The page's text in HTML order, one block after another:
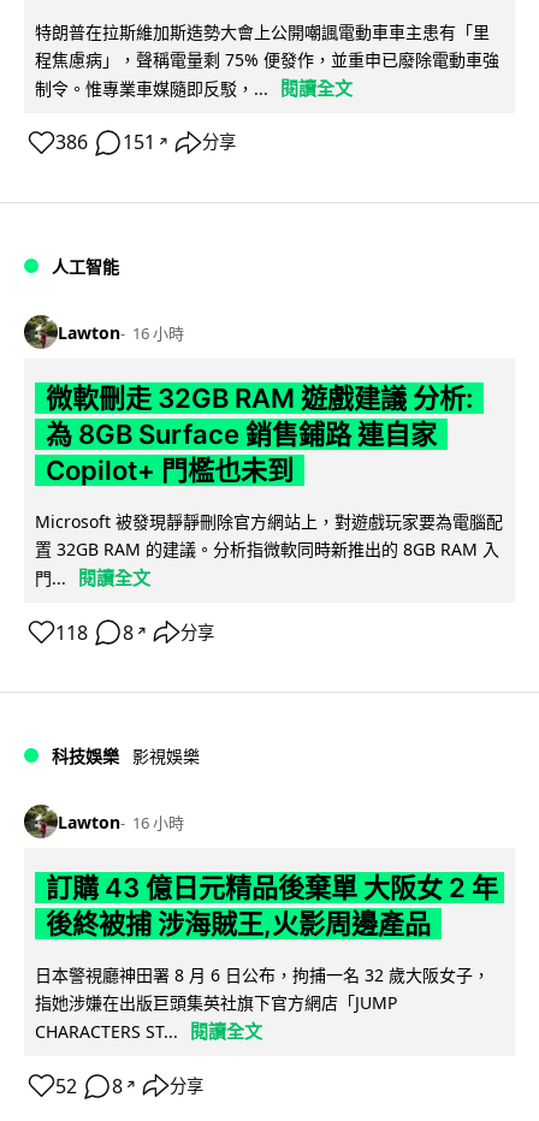
特朗普在拉斯維加斯造勢大會上公開嘲諷電動車車主患有「里
程焦慮病」，聲稱電量剩 75% 便發作，並重申已廢除電動車強
制令。惟專業車媒隨即反駁，...
閱讀全文
386 151 ↗ 分享
人工智能
Lawton 16 小時
微軟刪走 32GB RAM 遊戲建議 分析:
為 8GB Surface 銷售鋪路 連自家
Copilot+ 門檻也未到
Microsoft 被發現靜靜刪除官方網站上，對遊戲玩家要為電腦配
置 32GB RAM 的建議。分析指微軟同時新推出的 8GB RAM 入
門...
閱讀全文
118 8 ↗ 分享
科技娛樂 影視娛樂
Lawton 16 小時
訂購 43 億日元精品後棄單 大阪女 2 年
後終被捕 涉海賊王,火影周邊產品
日本警視廳神田署 8 月 6 日公布，拘捕一名 32 歲大阪女子，
指她涉嫌在出版巨頭集英社旗下官方網店「JUMP
CHARACTERS ST...
閱讀全文
52 8 ↗ 分享